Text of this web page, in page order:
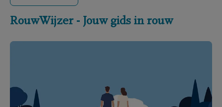
RouwWijzer - Jouw gids in rouw